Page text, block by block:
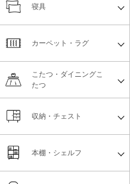
寝具
カーペット・ラグ
こたつ・ダイニングこ
たつ
収納・チェスト
本棚・シェルフ